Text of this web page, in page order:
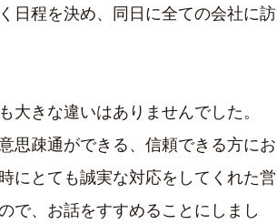
日程を決め、同日に全ての会社に訪
きな違いはありませんでした。
思疎通ができる、信頼できる方にお
にとても誠実な対応をしてくれた営
で、お話をすすめることにしまし